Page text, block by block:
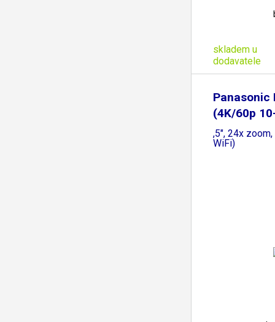
skladem u
dodavatele
Panasonic
(4K/60p
,5", 24x
WiFi)